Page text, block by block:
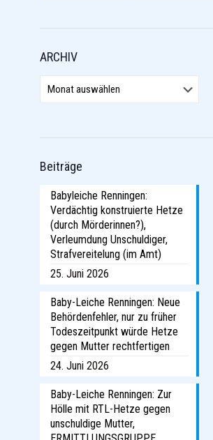
ARCHIV
Beiträge
Babyleiche Renningen:
Verdächtig konstruierte Hetze
(durch Mörderinnen?),
Verleumdung Unschuldiger,
Strafvereitelung (im Amt)
25. Juni 2026
Baby-Leiche Renningen: Neue
Behördenfehler, nur zu früher
Todeszeitpunkt würde Hetze
gegen Mutter rechtfertigen
24. Juni 2026
Baby-Leiche Renningen: Zur
Hölle mit RTL-Hetze gegen
unschuldige Mutter,